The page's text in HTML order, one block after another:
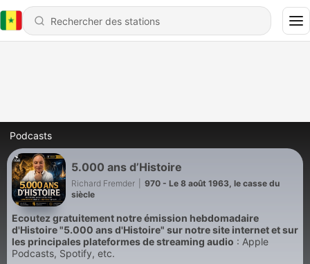
Podcasts
5.000 ans d’Histoire
Richard Fremder
970 - Le 8 août 1963, le casse du
siècle
Ecoutez gratuitement notre émission hebdomadaire
d'Histoire "5.000 ans d'Histoire" sur notre site internet et sur
les principales plateformes de streaming audio : Apple
Podcasts, Spotify, etc.